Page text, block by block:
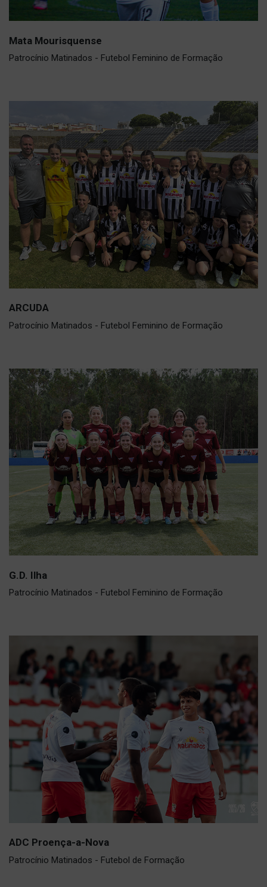
Mata Mourisquense
Patrocínio Matinados - Futebol Feminino de Formação
ARCUDA
Patrocínio Matinados - Futebol Feminino de Formação
G.D. Ilha
Patrocínio Matinados - Futebol Feminino de Formação
ADC Proença-a-Nova
Patrocínio Matinados - Futebol de Formação